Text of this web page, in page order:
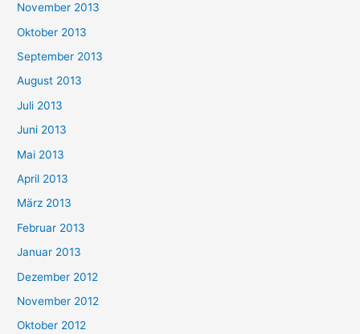
November 2013
Oktober 2013
September 2013
August 2013
Juli 2013
Juni 2013
Mai 2013
April 2013
März 2013
Februar 2013
Januar 2013
Dezember 2012
November 2012
Oktober 2012